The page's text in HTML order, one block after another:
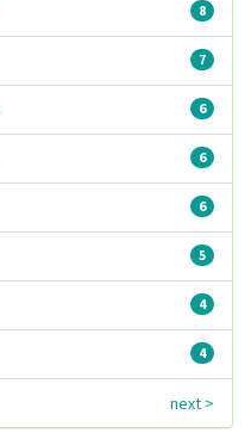
8
7
6
6
6
5
4
4
next >